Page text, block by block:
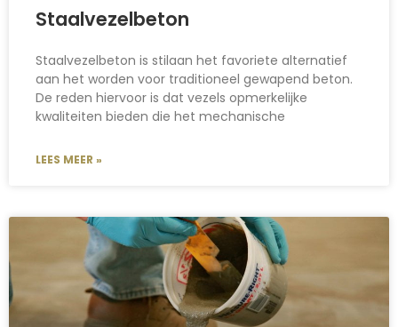
Staalvezelbeton
Staalvezelbeton is stilaan het favoriete alternatief
aan het worden voor traditioneel gewapend beton.
De reden hiervoor is dat vezels opmerkelijke
kwaliteiten bieden die het mechanische
LEES MEER »